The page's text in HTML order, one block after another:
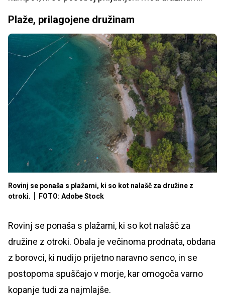
Plaže, prilagojene družinam
Rovinj se ponaša s plažami, ki so kot nalašč za družine z
otroki.
FOTO: Adobe Stock
Rovinj se ponaša s plažami, ki so kot nalašč za
družine z otroki. Obala je večinoma prodnata, obdana
z borovci, ki nudijo prijetno naravno senco, in se
postopoma spuščajo v morje, kar omogoča varno
kopanje tudi za najmlajše.